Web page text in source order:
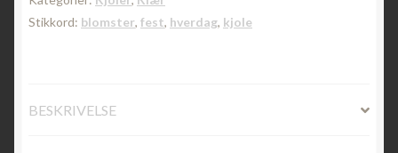
Stikkord: blomster, fest, hverdag, kjole
BESKRIVELSE